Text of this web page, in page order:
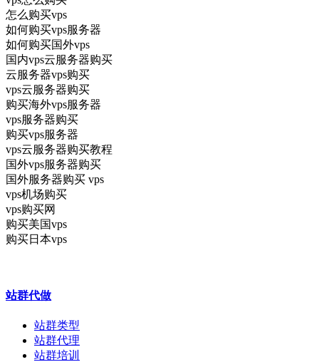
怎么购买vps
如何购买vps服务器
如何购买国外vps
国内vps云服务器购买
云服务器vps购买
vps云服务器购买
购买海外vps服务器
vps服务器购买
购买vps服务器
vps云服务器购买教程
国外vps服务器购买
国外服务器购买 vps
vps机场购买
vps购买网
购买美国vps
购买日本vps
站群代做
站群类型
站群代理
站群培训